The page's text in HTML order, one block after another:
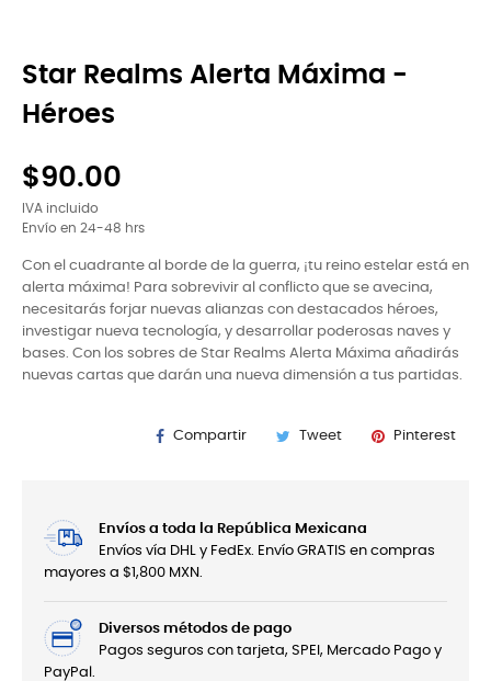
Star Realms Alerta Máxima -
Héroes
$90.00
IVA incluido
Envío en 24-48 hrs
Con el cuadrante al borde de la guerra, ¡tu reino estelar está en
alerta máxima! Para sobrevivir al conflicto que se avecina,
necesitarás forjar nuevas alianzas con destacados héroes,
investigar nueva tecnología, y desarrollar poderosas naves y
bases. Con los sobres de Star Realms Alerta Máxima añadirás
nuevas cartas que darán una nueva dimensión a tus partidas.
Compartir Tweet Pinterest
Envíos a toda la República Mexicana
Envíos vía DHL y FedEx. Envío GRATIS en compras
mayores a $1,800 MXN.
Diversos métodos de pago
Pagos seguros con tarjeta, SPEI, Mercado Pago y
PayPal.